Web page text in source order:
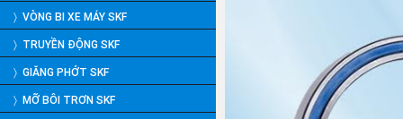
〉 VÒNG BI XE MÁY SKF
〉 TRUYỀN ĐỘNG SKF
〉 GIĂNG PHỚT SKF
〉 MỠ BÔI TRƠN SKF